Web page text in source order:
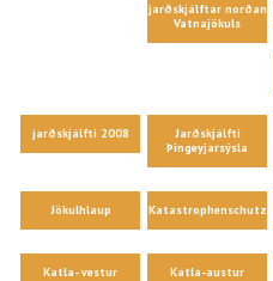
jarðskjálftar norðan
Vatnajökuls
jarðskjálfti 2008
Jarðskjálfti
Þingeyjarsýsla
Jökulhlaup Katastrophenschutz
Katla- vestur Katla-austur